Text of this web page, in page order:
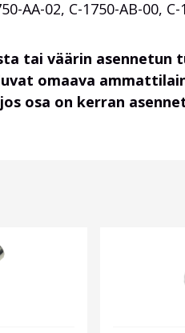
02, C-1750-AB-00, C-
tai väärin asennetun
omaava
osa on kerran